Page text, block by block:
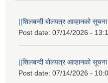
||शिलबन्दी बोलपत्र आव्हानको
Post date: 07/14/2026 -
||शिलबन्दी बोलपत्र आव्हानको
Post date: 07/14/2026 -